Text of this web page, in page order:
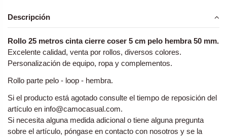
Descripción
Rollo 25 metros cinta cierre coser 5 cm pelo hembra 50 mm.
Excelente calidad, venta por rollos, diversos colores.
Personalización de equipo, ropa y complementos.
Rollo parte pelo - loop - hembra.
Si el producto está agotado consulte el tiempo de reposición del
artículo en info@camocasual.com.
Si necesita alguna medida adicional o tiene alguna pregunta
sobre el artículo, póngase en contacto con nosotros y se la